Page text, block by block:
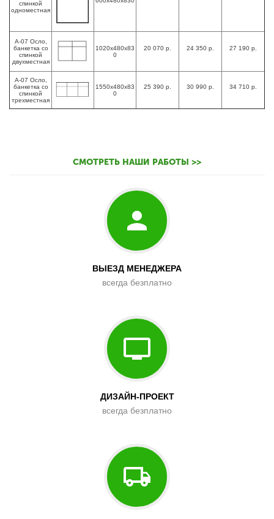
спинкой
одноместная
А-07 Осло,
банкетка со
спинкой
двухместная
1020х480х83
0
20 070 р. 24 350 р. 27 190 р.
А-07 Осло,
банкетка со
спинкой
трехместная
1550х480х83
0
25 390 р. 30 990 р. 34 710 р.
СМОТРЕТЬ НАШИ РАБОТЫ >>
ВЫЕЗД МЕНЕДЖЕРА
всегда безплатно
ДИЗАЙН-ПРОЕКТ
всегда безплатно